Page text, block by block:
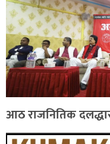
आठ राजनितिक